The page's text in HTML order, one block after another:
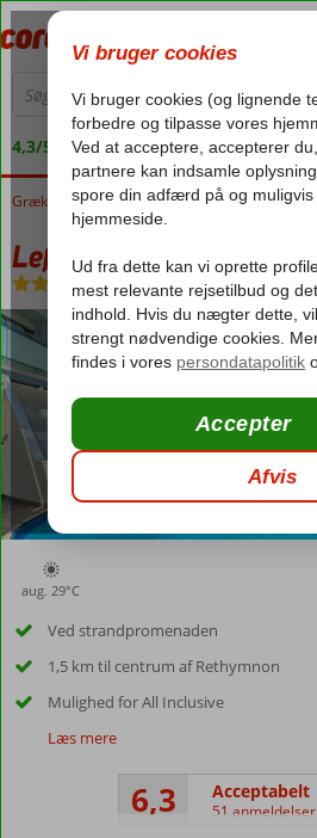
4,3/5 på Trustpilot
Forside
Grækenland Kreta Rethymnon Lefkoniko Bay
Lefkoniko Bay
Morgenmad- Lejlighedshotel
aug. 29°C
Ved strandpromenaden
1,5 km til centrum af Rethymnon
Mulighed for All Inclusive
Læs mere
6,3 Acceptabelt
51 anmeldelser